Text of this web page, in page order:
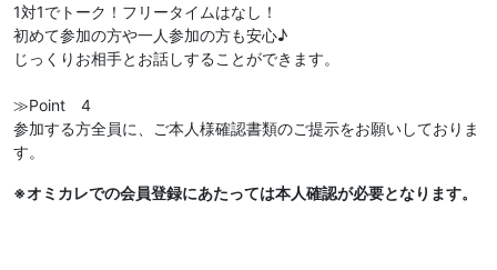
1対1でトーク！フリータイムはなし！
初めて参加の方や一人参加の方も安心♪
じっくりお相手とお話しすることができます。
≫Point 4
参加する方全員に、ご本人様確認書類のご提示をお願いしておりま
す。
※オミカレでの会員登録にあたっては本人確認が必要となります。